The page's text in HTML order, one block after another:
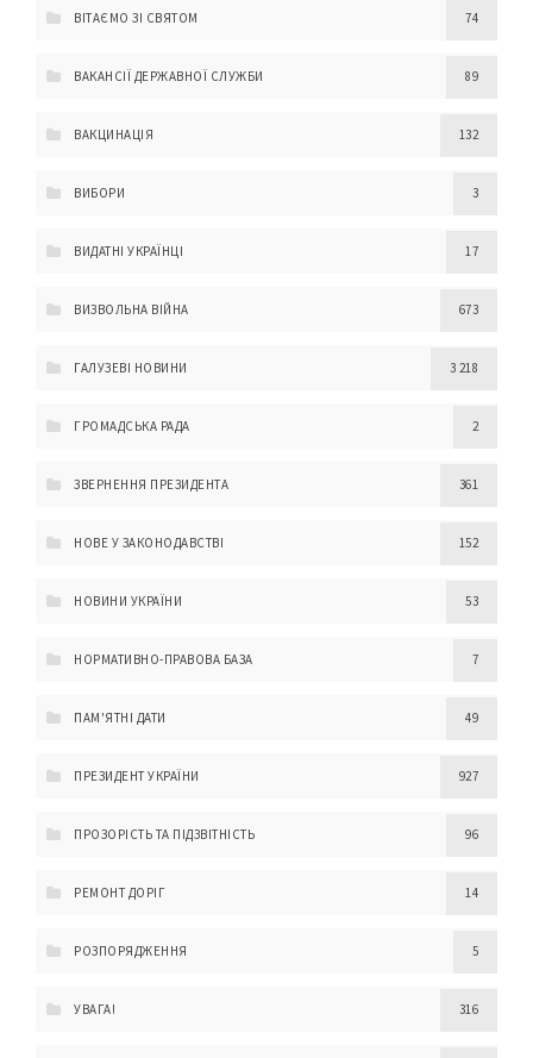
ВІТАЄМО ЗІ СВЯТОМ 74
ВАКАНСІЇ ДЕРЖАВНОЇ СЛУЖБИ 89
ВАКЦИНАЦІЯ 132
ВИБОРИ 3
ВИДАТНІ УКРАЇНЦІ 17
ВИЗВОЛЬНА ВІЙНА 673
ГАЛУЗЕВІ НОВИНИ 3 218
ГРОМАДСЬКА РАДА 2
ЗВЕРНЕННЯ ПРЕЗИДЕНТА 361
НОВЕ У ЗАКОНОДАВСТВІ 152
НОВИНИ УКРАЇНИ 53
НОРМАТИВНО-ПРАВОВА БАЗА 7
ПАМ'ЯТНІ ДАТИ 49
ПРЕЗИДЕНТ УКРАЇНИ 927
ПРОЗОРІСТЬ ТА ПІДЗВІТНІСТЬ 96
РЕМОНТ ДОРІГ 14
РОЗПОРЯДЖЕННЯ 5
УВАГА! 316